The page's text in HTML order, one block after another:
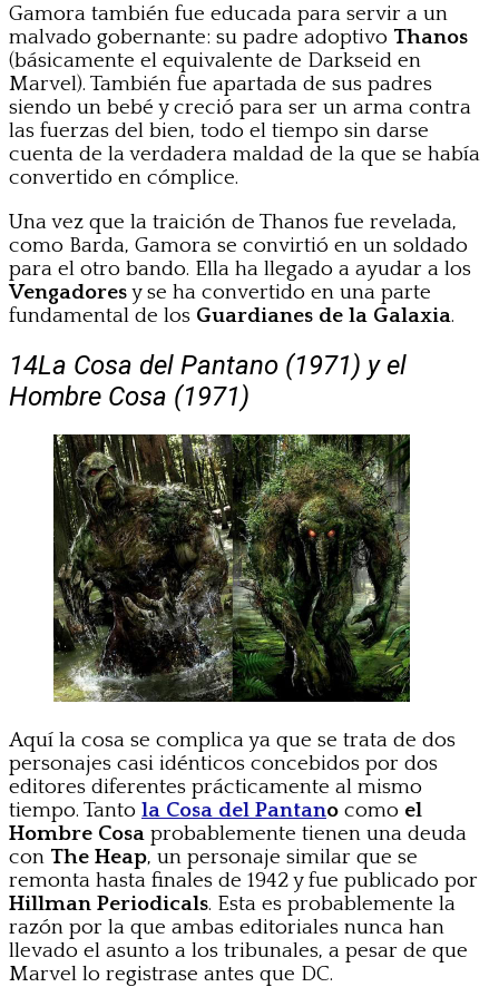
Gamora también fue educada para servir a un
malvado gobernante: su padre adoptivo Thanos
(básicamente el equivalente de Darkseid en
Marvel). También fue apartada de sus padres
siendo un bebé y creció para ser un arma contra
las fuerzas del bien, todo el tiempo sin darse
cuenta de la verdadera maldad de la que se había
convertido en cómplice.
Una vez que la traición de Thanos fue revelada,
como Barda, Gamora se convirtió en un soldado
para el otro bando. Ella ha llegado a ayudar a los
Vengadoresy se ha convertido en una parte
fundamental de los Guardianes de la Galaxia.
14La Cosa del Pantano (1971) y el
Hombre Cosa (1971)
Aquí la cosa se complica ya que se trata de dos
personajes casi idénticos concebidos por dos
editores diferentes prácticamente al mismo
tiempo. Tanto la Cosa del Pantano como el
Hombre Cosa probablemente tienen una deuda
con The Heap, un personaje similar que se
remonta hasta finales de 1942 y fue publicado por
Hillman Periodicals. Esta es probablemente la
razón por la que ambas editoriales nunca han
llevado el asunto a los tribunales, a pesar de que
Marvel lo registrase antes que DC.